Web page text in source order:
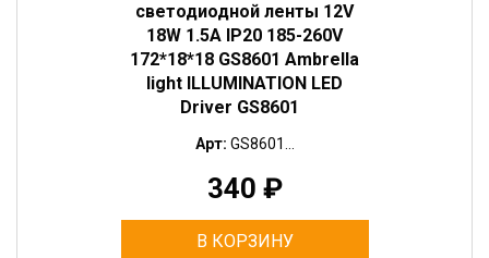
светодиодной ленты 12V
18W 1.5A IP20 185-260V
172*18*18 GS8601 Ambrella
light ILLUMINATION LED
Driver GS8601
Арт: GS8601...
340 ₽
В КОРЗИНУ